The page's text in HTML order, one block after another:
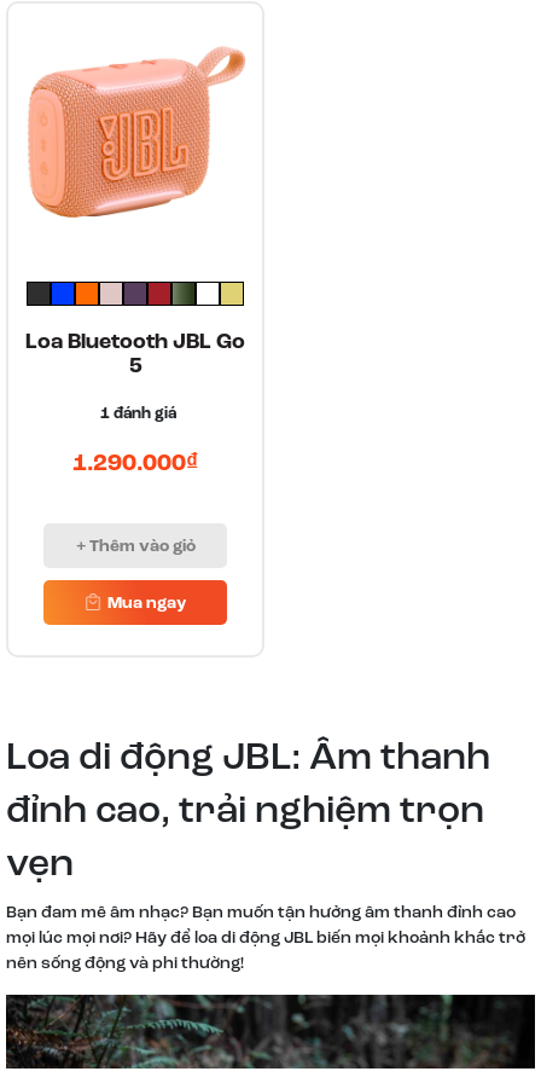
Loa Bluetooth JBL Go
5
1đánh giá
1.290.000₫
+ Thêm vào giỏ
Mua ngay
Loa di động JBL: Âm thanh
đỉnh cao, trải nghiệm trọn
vẹn
Bạn đam mê âm nhạc? Bạn muốn tận hưởng âm thanh đỉnh cao
mọi lúc mọi nơi? Hãy để loa di động JBL biến mọi khoảnh khắc trở
nên sống động và phi thường!